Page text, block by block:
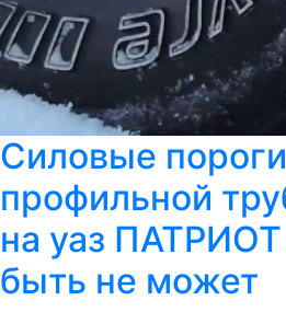
Силовые
профильной
на уаз
быть не может